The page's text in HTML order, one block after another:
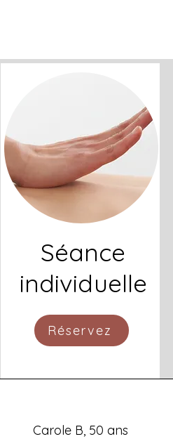
Séance
individuelle
Réservez
Carole B, 50 ans